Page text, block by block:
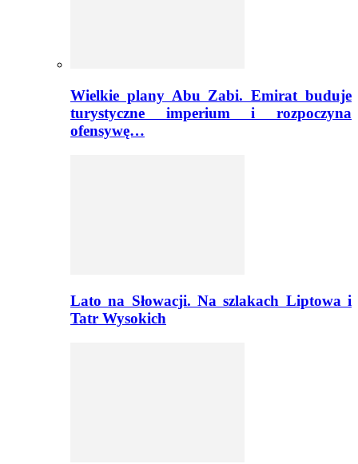
Wielkie plany Abu Zabi. Emirat buduje
turystyczne imperium i rozpoczyna
ofensywę…
Lato na Słowacji. Na szlakach Liptowa i
Tatr Wysokich